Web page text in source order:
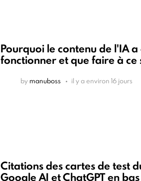
Pourquoi le contenu de l'IA a
fonctionner et que faire à ce
by manuboss il y a environ 16 jours
Citations des cartes de test
Google AI et ChatGPT en bas